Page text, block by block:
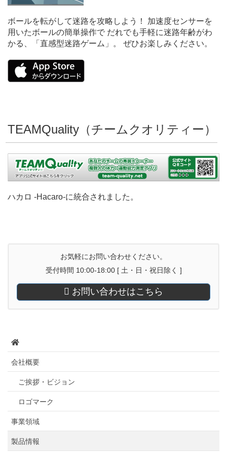
ボールを転がして迷路を攻略しよう！ 加速度センサーを
用いたボールの簡単操作で だれでも手軽に迷路年齢がわ
かる、「直感型迷路ゲーム」。 ぜひお楽しみください。
TEAMQuality（チームクオリティー）
ハカロ -Hacaro-に統合されました。
お気軽にお問い合わせください。
受付時間 10:00-18:00 [ 土・日・祝日除く ]
お問い合わせはこちら
会社概要
ご挨拶・ビジョン
ロゴマーク
事業領域
製品情報